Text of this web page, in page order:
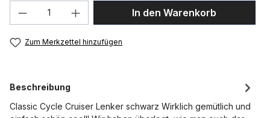
Produkt Anzahl: Gib den gewünschten
In den Warenkorb
Zum Merkzettel hinzufügen
Beschreibung
Classic Cycle Cruiser Lenker schwarz Wirklich gemütlich und